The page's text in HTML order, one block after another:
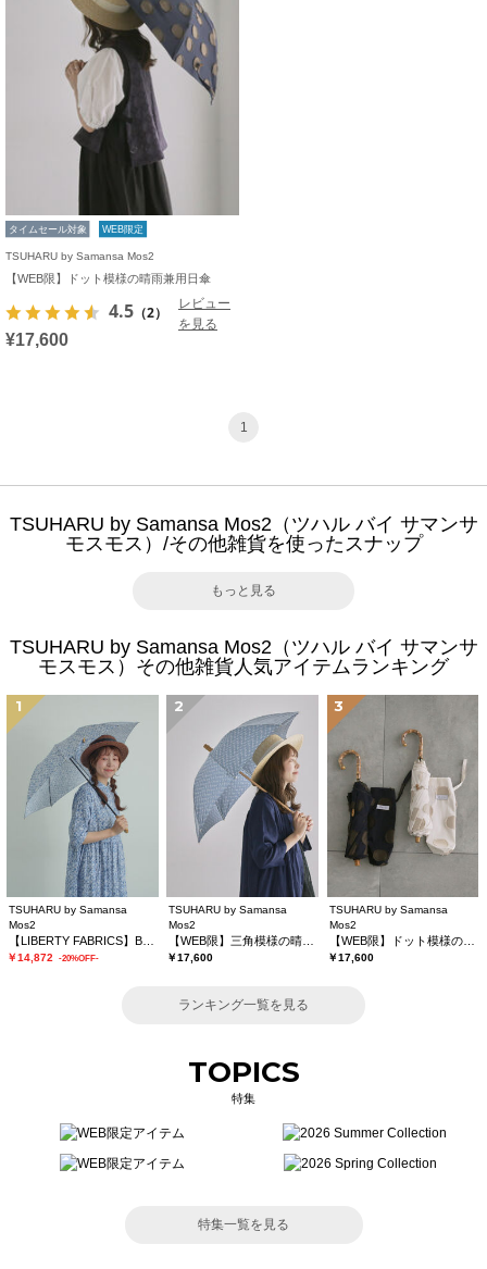
タイムセール対象 WEB限定
TSUHARU by Samansa Mos2
【WEB限】ドット模様の晴雨兼用日傘
4.5 （2）
レビュー
を見る
¥17,600
1
TSUHARU by Samansa Mos2（ツハル バイ サマンサ
モスモス）/その他雑貨を使ったスナップ
もっと見る
TSUHARU by Samansa Mos2（ツハル バイ サマンサ
モスモス）その他雑貨人気アイテムランキング
1
TSUHARU by Samansa
Mos2
￥14,872 -20%OFF-
2
TSUHARU by Samansa
Mos2
￥17,600
3
TSUHARU by Samansa
Mos2
【WEB限】ドット模様の晴雨兼用日傘
￥17,600
ランキング一覧を見る
TOPICS
特集
特集一覧を見る